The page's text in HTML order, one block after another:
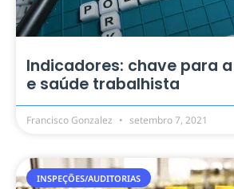
Indicadores: chave para
e saúde trabalhista
Francisco Gonzalez setembro 7, 2021
INSPEÇÕES/AUDITORIAS